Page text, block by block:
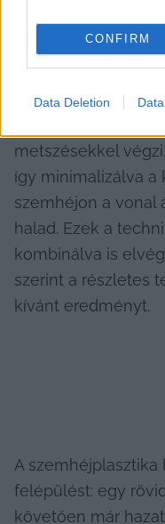
CONFIRM
Data Deletion
felső vagy alsó
esetben a
metszésekkel
így minimalizálva a
szemhéjon a vonal
halad. Ezek a
kombinálva is
szerint a részletes
kívánt eredményt.
A
felépülést: egy
követően már